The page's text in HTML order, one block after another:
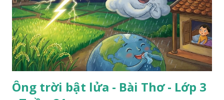
Ông trời bật lửa - Bài Thơ - Lớp 3